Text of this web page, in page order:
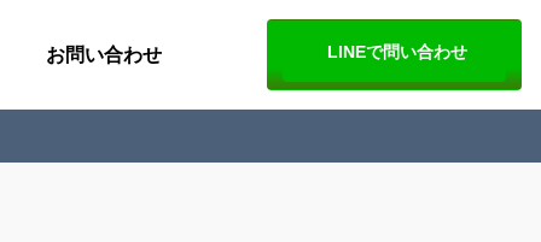
お問い合わせ LINEで問い合わせ